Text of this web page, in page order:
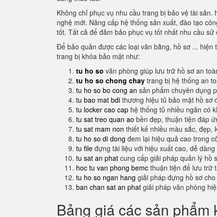
Không chỉ phục vụ nhu cầu trang bị bảo vệ tài
nghệ mới. Nâng cấp hệ thống sản xuất, đào tạo
tốt. Tất cả để đảm bảo phục vụ tốt nhất nhu cầu
Để bảo quản được các loại văn bằng, hồ sơ ...
trang bị khóa bảo mật như:
tu ho so văn phòng giúp lưu trữ hồ sơ an
tu ho so chong chay trang bị hệ thống an
tu ho so bo cong an sản phẩm chuyên dụng
tu bao mat bdi thương hiệu tủ bảo mật hồ sơ
tu locker cao cap hệ thống tủ nhiều ngăn có
tu sat treo quan ao bền đẹp, thuận tiện đáp
tu sat mam non thiết kế nhiều màu sắc, đẹp,
tu ho so di dong đem lại hiệu quả cao trong
tu file đựng tài liệu với hiệu xuất cao, dễ
tu sat an phat cung cấp giải pháp quản lý hồ
hoc tu van phong bemc thuận tiện để lưu trữ
tu ho so ngan hang giải pháp đựng hồ sơ
ban chan sat an phat giải pháp văn phòng
Bảng giá các sản phẩm